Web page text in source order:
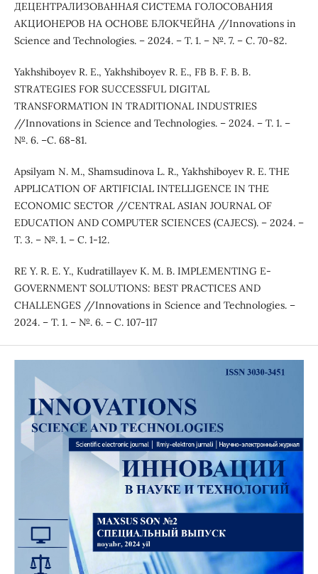
ДЕЦЕНТРАЛИЗОВАННАЯ СИСТЕМА ГОЛОСОВАНИЯ
АКЦИОНЕРОВ НА ОСНОВЕ БЛОКЧЕЙНА //Innovations in
Science and Technologies. – 2024. – Т. 1. – №. 7. – С. 70-82.
Yakhshiboyev R. E., Yakhshiboyev R. E., FB B. F. B. B.
STRATEGIES FOR SUCCESSFUL DIGITAL
TRANSFORMATION IN TRADITIONAL INDUSTRIES
//Innovations in Science and Technologies. – 2024. – Т. 1. –
№. 6. –С. 68-81.
Apsilyam N. M., Shamsudinova L. R., Yakhshiboyev R. E. THE
APPLICATION OF ARTIFICIAL INTELLIGENCE IN THE
ECONOMIC SECTOR //CENTRAL ASIAN JOURNAL OF
EDUCATION AND COMPUTER SCIENCES (CAJECS). – 2024. –
Т. 3. – №. 1. – С. 1-12.
RE Y. R. E. Y., Kudratillayev K. M. B. IMPLEMENTING E-
GOVERNMENT SOLUTIONS: BEST PRACTICES AND
CHALLENGES //Innovations in Science and Technologies. –
2024. – Т. 1. – №. 6. – С. 107-117